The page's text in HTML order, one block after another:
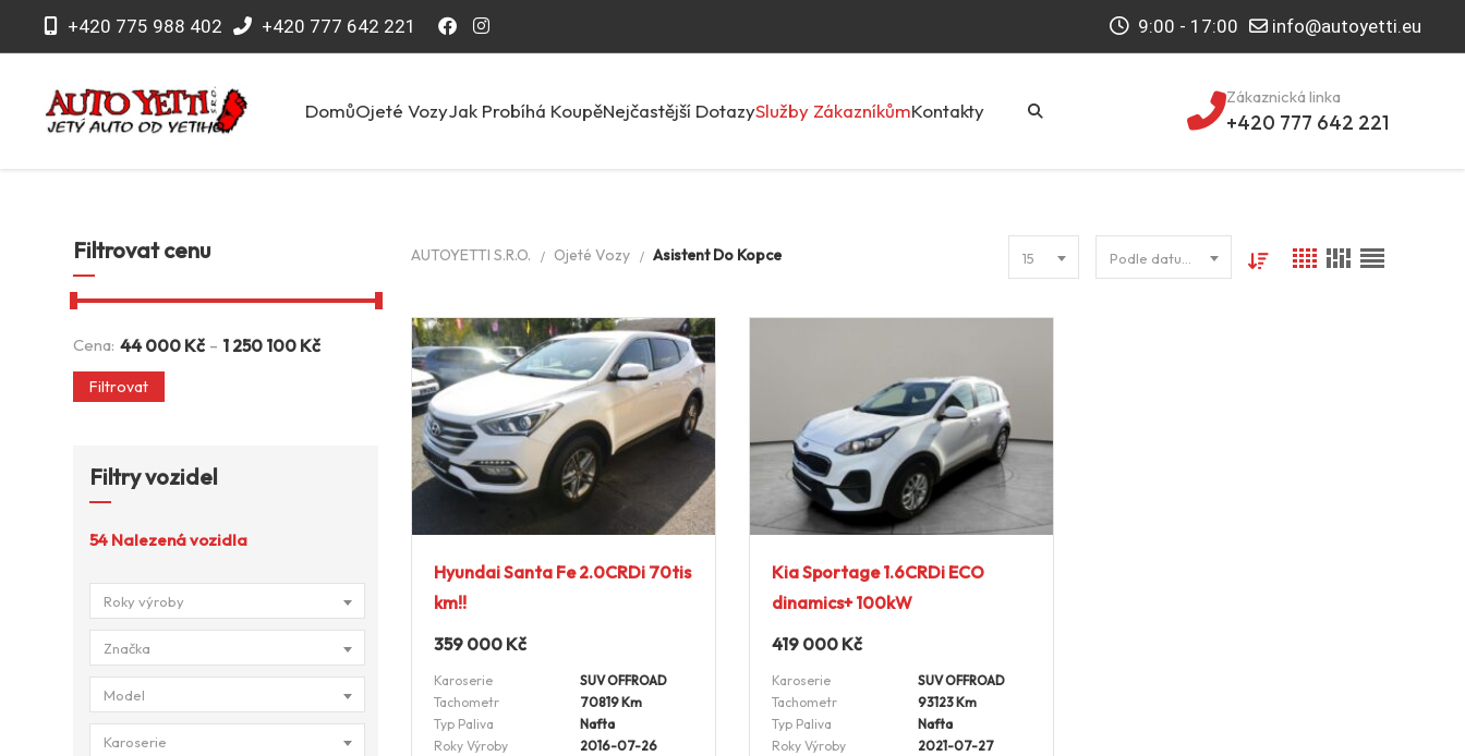
+420 775 988 402 +420 777 642 221 9:00 - 17:00 info@autoyetti.eu
DomůOjeté VozyJak Probíhá KoupěNejčastější DotazySlužby ZákazníkůmKontakty
Zákaznická linka
+420 777 642 221
Filtrovat cenu
Cena: 44 000 Kč - 1 250 100 Kč
Filtrovat
Filtry vozidel
54 Nalezená vozidla
Roky výroby
Značka
Model
Karoserie
AUTOYETTI S.R.O. Ojeté Vozy Asistent Do Kopce 15
Hyundai Santa Fe 2.0CRDi 70tis
km!!
359 000 Kč
Karoserie
SUV OFFROAD
Tachometr
70819 Km
Typ Paliva
Nafta
Roky Výroby
2016-07-26
Kia Sportage 1.6CRDi ECO
dinamics+ 100kW
419 000 Kč
Karoserie
SUV OFFROAD
Tachometr
93123 Km
Typ Paliva
Nafta
Roky Výroby
2021-07-27